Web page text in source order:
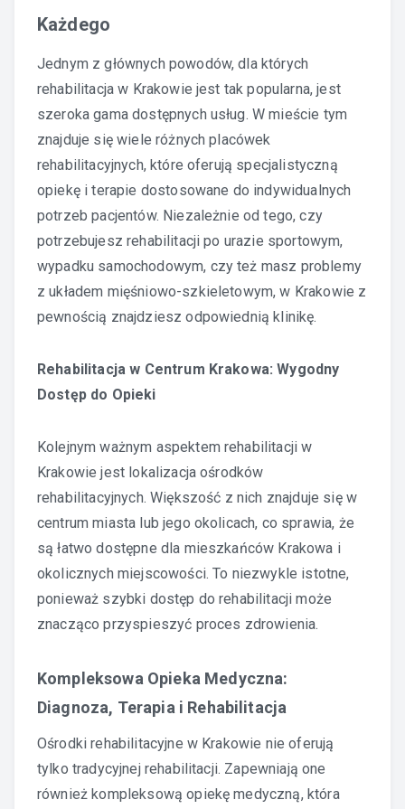
Każdego
Jednym z głównych powodów, dla których
rehabilitacja w Krakowie jest tak popularna, jest
szeroka gama dostępnych usług. W mieście tym
znajduje się wiele różnych placówek
rehabilitacyjnych, które oferują specjalistyczną
opiekę i terapie dostosowane do indywidualnych
potrzeb pacjentów. Niezależnie od tego, czy
potrzebujesz rehabilitacji po urazie sportowym,
wypadku samochodowym, czy też masz problemy
z układem mięśniowo-szkieletowym, w Krakowie z
pewnością znajdziesz odpowiednią klinikę.
Rehabilitacja w Centrum Krakowa: Wygodny
Dostęp do Opieki
Kolejnym ważnym aspektem rehabilitacji w
Krakowie jest lokalizacja ośrodków
rehabilitacyjnych. Większość z nich znajduje się w
centrum miasta lub jego okolicach, co sprawia, że
są łatwo dostępne dla mieszkańców Krakowa i
okolicznych miejscowości. To niezwykle istotne,
ponieważ szybki dostęp do rehabilitacji może
znacząco przyspieszyć proces zdrowienia.
Kompleksowa Opieka Medyczna:
Diagnoza, Terapia i Rehabilitacja
Ośrodki rehabilitacyjne w Krakowie nie oferują
tylko tradycyjnej rehabilitacji. Zapewniają one
również kompleksową opiekę medyczną, która